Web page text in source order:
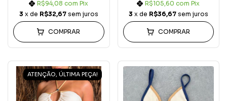
R$94,08com Pix
3 x de R$32,67 sem juros
COMPRAR
R$105,60com Pix
3 x de R$36,67 sem juros
COMPRAR
ATENÇÃO, ÚLTIMA PEÇA!